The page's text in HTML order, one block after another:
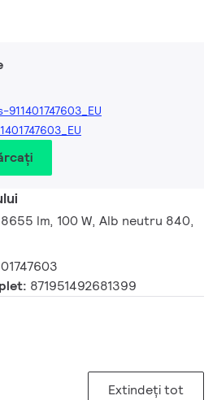
lm, 100 W, Alb neutru 840,
871951492681399
Extindeți tot